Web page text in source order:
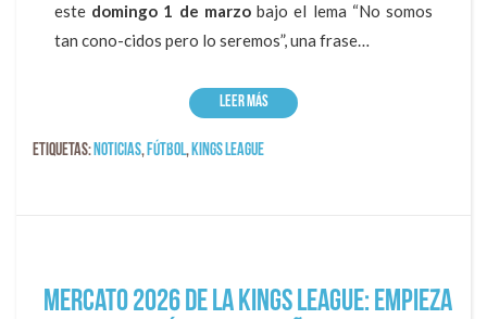
este domingo 1 de marzobajo el lema “No somos
tan cono-cidos pero lo seremos”, una frase…
Leer más
Etiquetas: Noticias, fútbol, kings league
Mercato 2026 de la Kings League: empieza